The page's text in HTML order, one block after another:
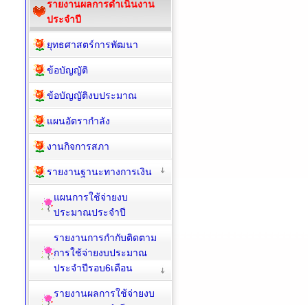
รายงานผลการดำเนินงาน
ประจำปี
ยุทธศาสตร์การพัฒนา
ข้อบัญญัติ
ข้อบัญญัติงบประมาณ
แผนอัตรากำลัง
งานกิจการสภา
รายงานฐานะทางการเงิน
แผนการใช้จ่ายงบ
ประมาณประจำปี
รายงานการกำกับติดตาม
การใช้จ่ายงบประมาณ
ประจำปีรอบ6เดือน
รายงานผลการใช้จ่ายงบ